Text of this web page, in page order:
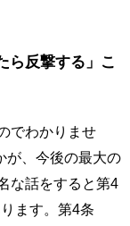
ら反撃する」こ
でわかりませ
が、今後の最大の
な話をすると第4
ます。第4条